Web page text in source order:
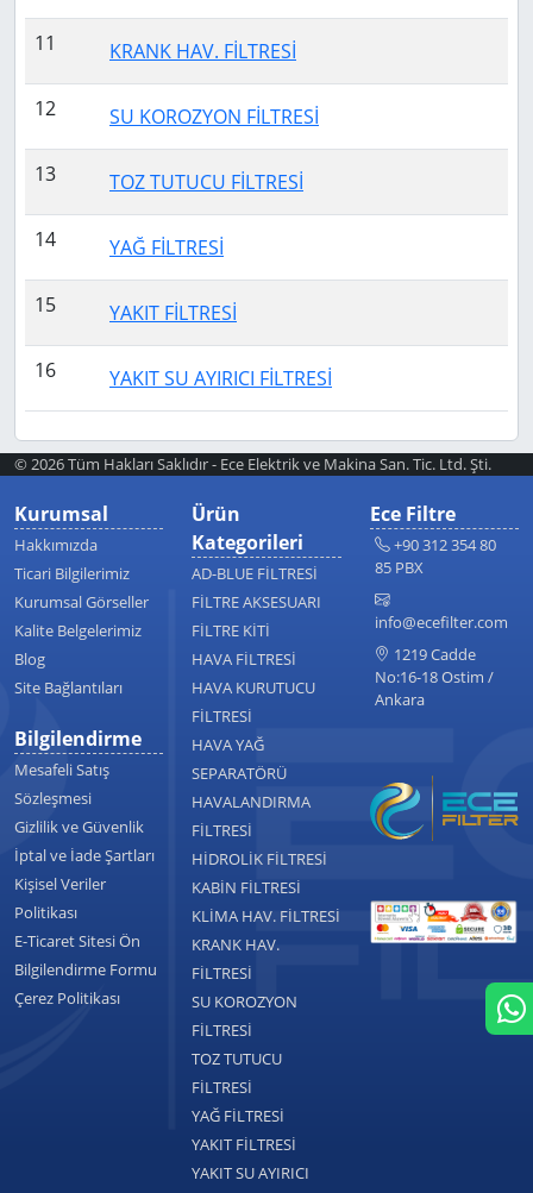
11 KRANK HAV. FİLTRESİ
12 SU KOROZYON FİLTRESİ
13 TOZ TUTUCU FİLTRESİ
14 YAĞ FİLTRESİ
15 YAKIT FİLTRESİ
16 YAKIT SU AYIRICI FİLTRESİ
© 2026 Tüm Hakları Saklıdır - Ece Elektrik ve Makina San. Tic. Ltd. Şti.
Kurumsal
Hakkımızda
Ticari Bilgilerimiz
Kurumsal Görseller
Kalite Belgelerimiz
Blog
Site Bağlantıları
Bilgilendirme
Mesafeli Satış
Sözleşmesi
Gizlilik ve Güvenlik
İptal ve İade Şartları
Kişisel Veriler
Politikası
E-Ticaret Sitesi Ön
Bilgilendirme Formu
Çerez Politikası
Ürün
Kategorileri
AD-BLUE FİLTRESİ
FİLTRE AKSESUARI
FİLTRE KİTİ
HAVA FİLTRESİ
HAVA KURUTUCU
FİLTRESİ
HAVA YAĞ
SEPARATÖRÜ
HAVALANDIRMA
FİLTRESİ
HİDROLİK FİLTRESİ
KABİN FİLTRESİ
KLİMA HAV. FİLTRESİ
KRANK HAV.
FİLTRESİ
SU KOROZYON
FİLTRESİ
TOZ TUTUCU
FİLTRESİ
YAĞ FİLTRESİ
YAKIT FİLTRESİ
YAKIT SU AYIRICI
Ece Filtre
+90 312 354 80
85 PBX
info@ecefilter.com
1219 Cadde
No:16-18 Ostim /
Ankara